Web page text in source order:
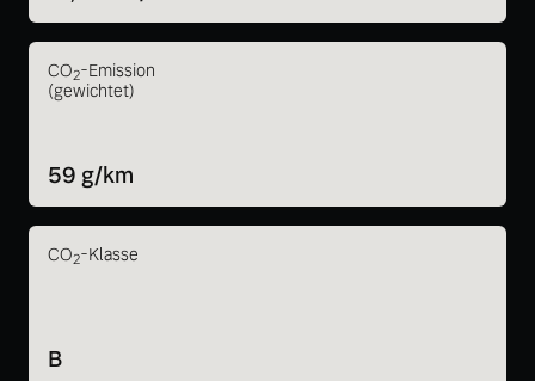
CO2-Emission
(gewichtet)
59 g/km
CO2-Klasse
B